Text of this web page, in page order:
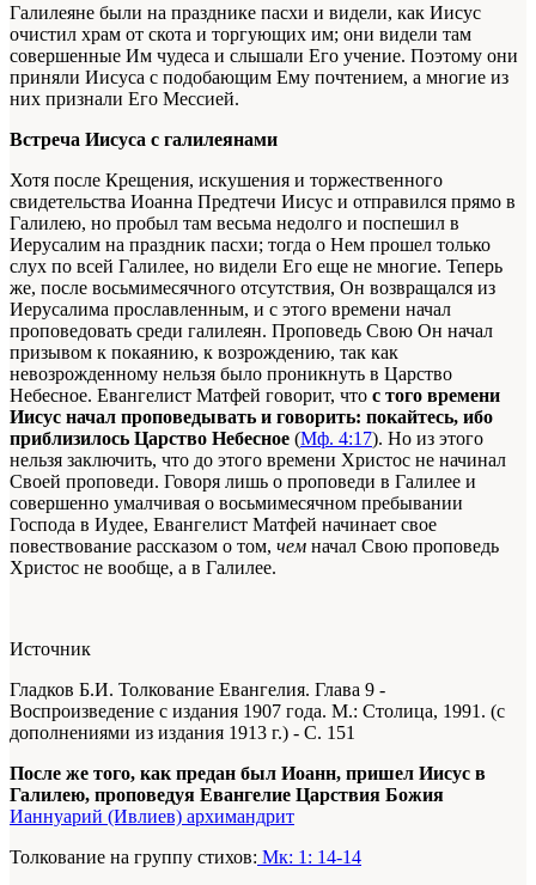
Галилеяне были на празднике пасхи и видели, как Иисус
очистил храм от скота и торгующих им; они видели там
совершенные Им чудеса и слышали Его учение. Поэтому они
приняли Иисуса с подобающим Ему почтением, а многие из
них признали Его Мессией.
Встреча Иисуса с галилеянами
Хотя после Крещения, искушения и торжественного
свидетельства Иоанна Предтечи Иисус и отправился прямо в
Галилею, но пробыл там весьма недолго и поспешил в
Иерусалим на праздник пасхи; тогда о Нем прошел только
слух по всей Галилее, но видели Его еще не многие. Теперь
же, после восьмимесячного отсутствия, Он возвращался из
Иерусалима прославленным, и с этого времени начал
проповедовать среди галилеян. Проповедь Свою Он начал
призывом к покаянию, к возрождению, так как
невозрожденному нельзя было проникнуть в Царство
Небесное. Евангелист Матфей говорит, что с того времени
Иисус начал проповедывать и говорить: покайтесь, ибо
приблизилось Царство Небесное (Мф. 4:17). Но из этого
нельзя заключить, что до этого времени Христос не начинал
Своей проповеди. Говоря лишь о проповеди в Галилее и
совершенно умалчивая о восьмимесячном пребывании
Господа в Иудее, Евангелист Матфей начинает свое
повествование рассказом о том, чем начал Свою проповедь
Христос не вообще, а в Галилее.
Источник
Гладков Б.И. Толкование Евангелия. Глава 9 -
Воспроизведение с издания 1907 года. М.: Столица, 1991. (с
дополнениями из издания 1913 г.) - С. 151
После же того, как предан был Иоанн, пришел Иисус в
Галилею, проповедуя Евангелие Царствия Божия
Ианнуарий (Ивлиев) архимандрит
Толкование на группу стихов: Мк: 1: 14-14